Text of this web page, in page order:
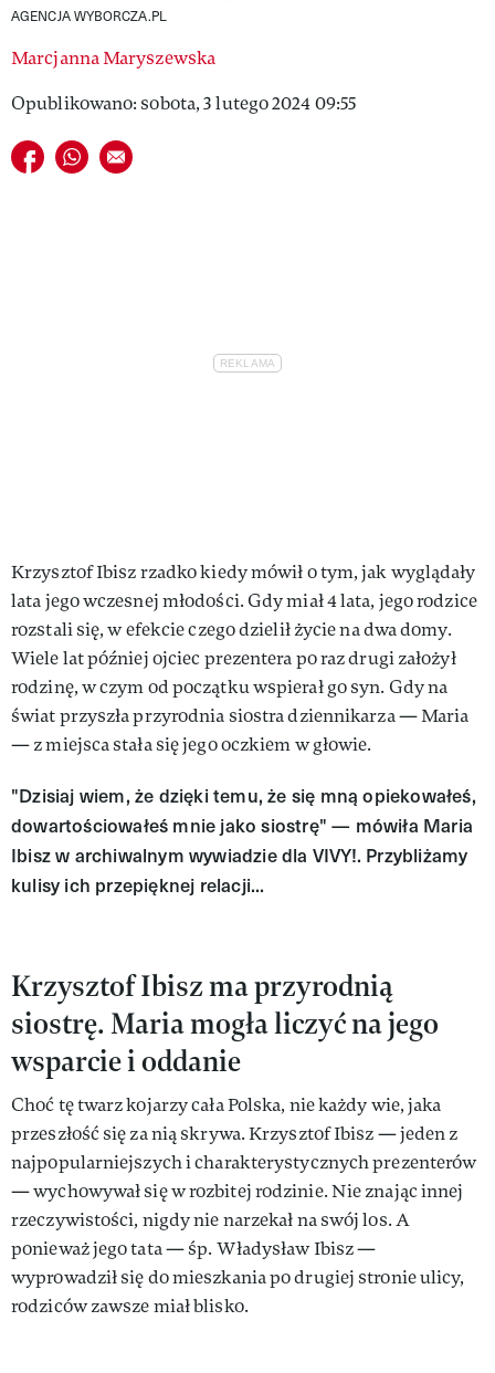
AGENCJA WYBORCZA.PL
Marcjanna Maryszewska
Opublikowano: sobota, 3 lutego 2024 09:55
Udostępnij na facebook
Udostępnij na whatsapp
E-mail do przyjaciela
Krzysztof Ibisz rzadko kiedy mówił o tym, jak wyglądały
lata jego wczesnej młodości. Gdy miał 4 lata, jego rodzice
rozstali się, w efekcie czego dzielił życie na dwa domy.
Wiele lat później ojciec prezentera po raz drugi założył
rodzinę, w czym od początku wspierał go syn. Gdy na
świat przyszła przyrodnia siostra dziennikarza — Maria
— z miejsca stała się jego oczkiem w głowie.
"Dzi­siaj wiem, że dzię­ki te­mu, że się mną opie­ko­wa­łeś,
do­war­to­ścio­wa­łeś mnie ja­ko siostrę" — mówiła Maria
Ibisz w archiwalnym wywiadzie dla VIVY!. Przybliżamy
kulisy ich przepięknej relacji...
Krzysztof Ibisz ma przyrodnią
siostrę. Maria mogła liczyć na jego
wsparcie i oddanie
Choć tę twarz kojarzy cała Polska, nie każdy wie, jaka
przeszłość się za nią skrywa. Krzysztof Ibisz — jeden z
najpopularniejszych i charakterystycznych prezenterów
— wychowywał się w rozbitej rodzinie. Nie znając innej
rzeczywistości, nigdy nie narzekał na swój los. A
ponieważ jego tata — śp. Władysław Ibisz —
wyprowadził się do mieszkania po drugiej stronie ulicy,
rodziców zawsze miał blisko.